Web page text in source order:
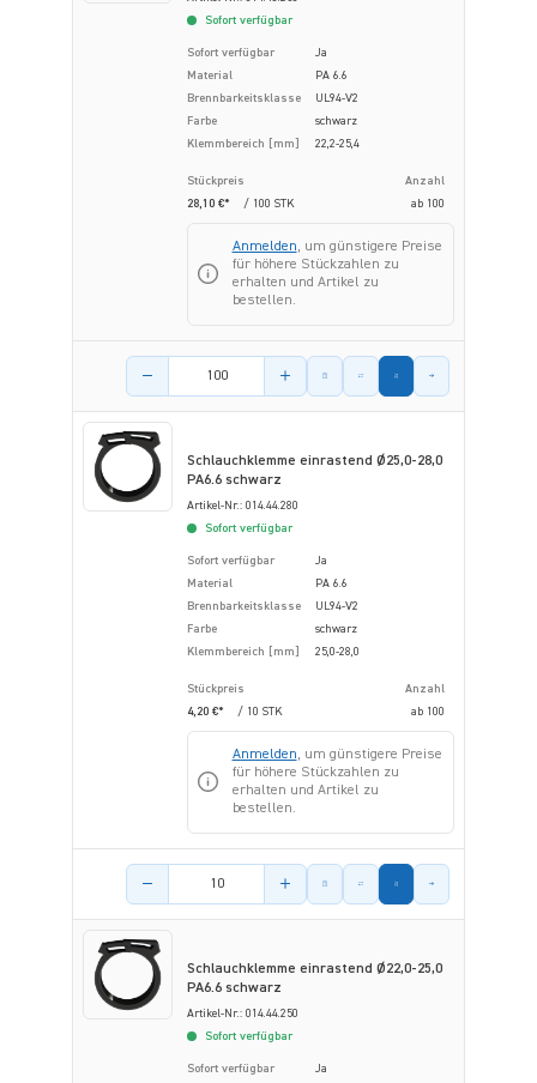
Sofort verfügbar
Sofort verfügbar
Ja
Material
PA 6.6
Brennbarkeitsklasse
UL94-V2
Farbe
schwarz
Klemmbereich [mm]
22,2-25,4
Stückpreis
Anzahl
28,10 €*
/ 100 STK ab 100
Anmelden, um günstigere Preise
für höhere Stückzahlen zu
erhalten und Artikel zu
bestellen.
Menge des Artikels
Schlauchklemme einrastend Ø25,0-28,0
PA6.6 schwarz
Artikel-Nr.: 014.44.280
Sofort verfügbar
Sofort verfügbar
Ja
Material
PA 6.6
Brennbarkeitsklasse
UL94-V2
Farbe
schwarz
Klemmbereich [mm]
25,0-28,0
Stückpreis
Anzahl
4,20 €*
/ 10 STK ab 100
Anmelden, um günstigere Preise
für höhere Stückzahlen zu
erhalten und Artikel zu
bestellen.
Menge des Artikels
Schlauchklemme einrastend Ø22,0-25,0
PA6.6 schwarz
Artikel-Nr.: 014.44.250
Sofort verfügbar
Sofort verfügbar
Ja